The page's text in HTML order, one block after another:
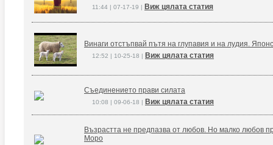
11:44 | 07-17-19 | Виж цялата статия
Винаги отстъпвай пътя на глупавия и на лудия.
12:52 | 10-25-18 | Виж цялата статия
Съединението прави силата
10:08 | 09-06-18 | Виж цялата статия
Възрастта не предпазва от любов. Но малко любов
Моро